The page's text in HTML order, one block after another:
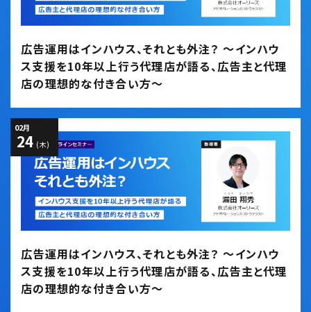
広告運用はインハウス、それとも外注？ ～インハウ
ス支援を10年以上行う代理店が語る、広告主と代理
店の理想的な付き合い方～
02月
24 (木)
広告運用はインハウス、それとも外注？ ～インハウ
ス支援を10年以上行う代理店が語る、広告主と代理
店の理想的な付き合い方～